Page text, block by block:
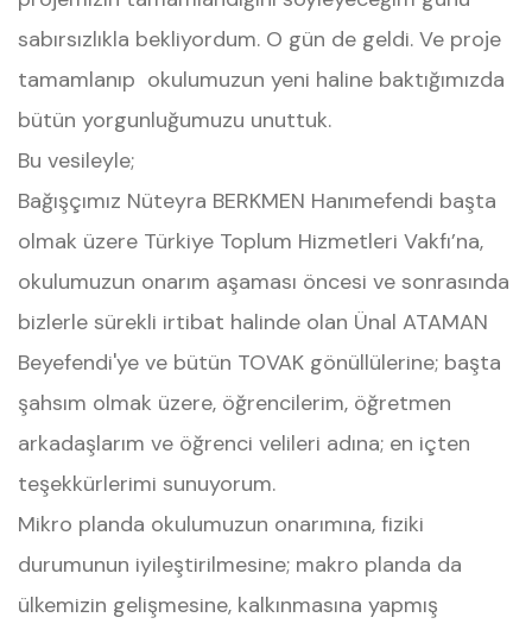
sabırsızlıkla bekliyordum. O gün de geldi. Ve proje
tamamlanıp okulumuzun yeni haline baktığımızda
bütün yorgunluğumuzu unuttuk.
Bu vesileyle;
Bağışçımız Nüteyra BERKMEN Hanımefendi başta
olmak üzere Türkiye Toplum Hizmetleri Vakfı’na,
okulumuzun onarım aşaması öncesi ve sonrasında
bizlerle sürekli irtibat halinde olan Ünal ATAMAN
Beyefendi'ye ve bütün TOVAK gönüllülerine; başta
şahsım olmak üzere, öğrencilerim, öğretmen
arkadaşlarım ve öğrenci velileri adına; en içten
teşekkürlerimi sunuyorum.
Mikro planda okulumuzun onarımına, fiziki
durumunun iyileştirilmesine; makro planda da
ülkemizin gelişmesine, kalkınmasına yapmış